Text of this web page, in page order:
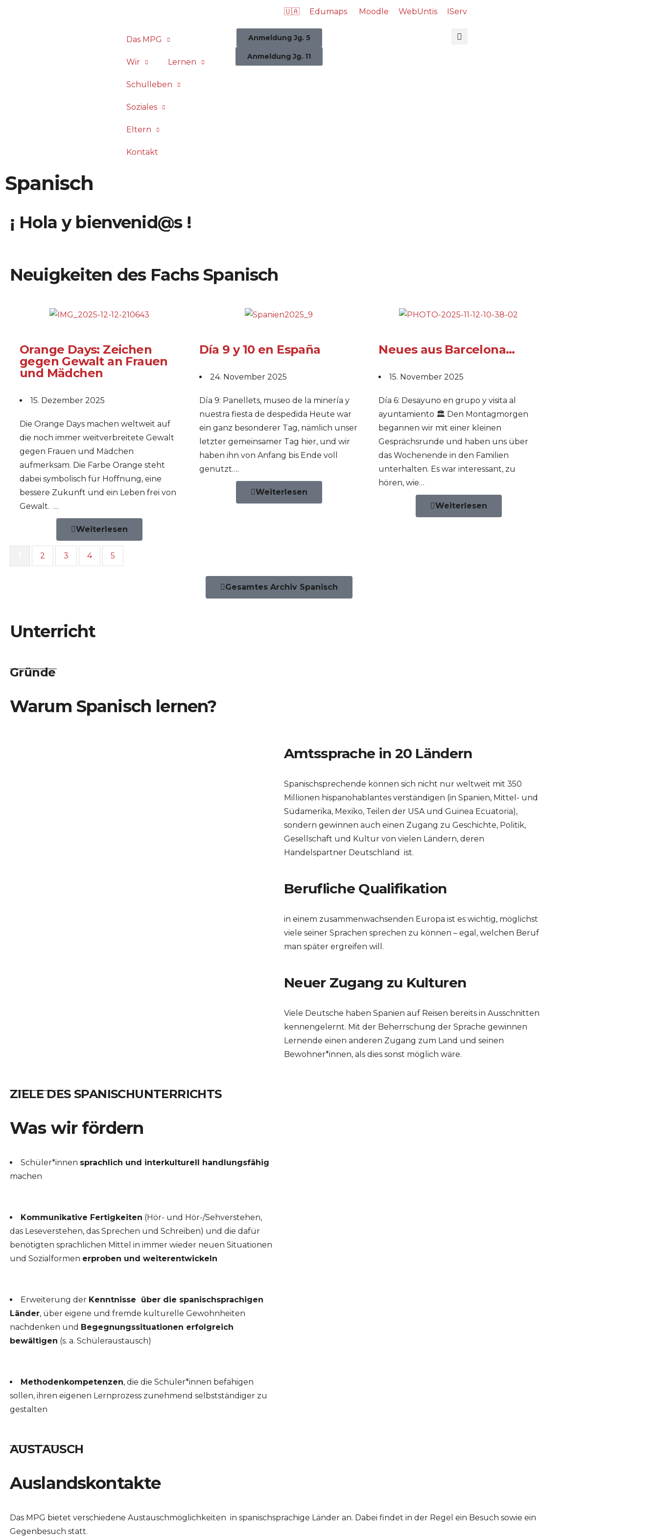
🇺🇦 Edumaps Moodle WebUntis IServ
Das MPG
Wir Lernen
Schulleben
Soziales
Eltern
Kontakt
Anmeldung Jg. 5
Anmeldung Jg. 11
Spanisch
¡ Hola y bienvenid@s !
Neuigkeiten des Fachs Spanisch
Orange Days: Zeichen
gegen Gewalt an Frauen
und Mädchen
15. Dezember 2025
Die Orange Days machen weltweit auf
die noch immer weitverbreitete Gewalt
gegen Frauen und Mädchen
aufmerksam. Die Farbe Orange steht
dabei symbolisch für Hoffnung, eine
bessere Zukunft und ein Leben frei von
Gewalt. …
Weiterlesen
Día 9 y 10 en España
24. November 2025
Día 9: Panellets, museo de la minería y
nuestra fiesta de despedida Heute war
ein ganz besonderer Tag, nämlich unser
letzter gemeinsamer Tag hier, und wir
haben ihn von Anfang bis Ende voll
genutzt….
Weiterlesen
Neues aus Barcelona…
15. November 2025
Día 6: Desayuno en grupo y visita al
ayuntamiento 🏛️ Den Montagmorgen
begannen wir mit einer kleinen
Gesprächsrunde und haben uns über
das Wochenende in den Familien
unterhalten. Es war interessant, zu
hören, wie…
Weiterlesen
2 3 4 5
Gesamtes Archiv Spanisch
Unterricht
Gründe
____________
Warum Spanisch lernen?
Amtssprache in 20 Ländern
Spanischsprechende können sich nicht nur weltweit mit 350
Millionen hispanohablantes verständigen (in Spanien, Mittel- und
Südamerika, Mexiko, Teilen der USA und Guinea Ecuatoria),
sondern gewinnen auch einen Zugang zu Geschichte, Politik,
Gesellschaft und Kultur von vielen Ländern, deren
Handelspartner Deutschland ist.
Berufliche Qualifikation
in einem zusammenwachsenden Europa ist es wichtig, möglichst
viele seiner Sprachen sprechen zu können – egal, welchen Beruf
man später ergreifen will.
Neuer Zugang zu Kulturen
Viele Deutsche haben Spanien auf Reisen bereits in Ausschnitten
kennengelernt. Mit der Beherrschung der Sprache gewinnen
Lernende einen anderen Zugang zum Land und seinen
Bewohner*innen, als dies sonst möglich wäre.
ZIELE DES SPANISCHUNTERRICHTS
Was wir fördern
Schüler*innen sprachlich und interkulturell handlungsfähig
machen
Kommunikative Fertigkeiten (Hör- und Hör-/Sehverstehen,
das Leseverstehen, das Sprechen und Schreiben) und die dafür
benötigten sprachlichen Mittel in immer wieder neuen Situationen
und Sozialformen erproben und weiterentwickeln
Erweiterung der Kenntnisse über die spanischsprachigen
Länder, über eigene und fremde kulturelle Gewohnheiten
nachdenken und Begegnungssituationen erfolgreich
bewältigen (s. a. Schüleraustausch)
Methodenkompetenzen, die die Schüler*innen befähigen
sollen, ihren eigenen Lernprozess zunehmend selbstständiger zu
gestalten
AUSTAUSCH
Auslandskontakte
Das MPG bietet verschiedene Austauschmöglichkeiten in spanischsprachige Länder an. Dabei findet in der Regel ein Besuch sowie ein
Gegenbesuch statt.